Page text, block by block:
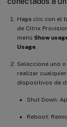
Haga clic con el
de Citrix
menú Show
Usage
Seleccione uno
realizar
dispositivos de
Shut Down:
Reboot: